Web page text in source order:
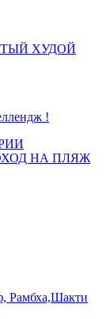
ХУДОЙ
!
НА ПЛЯЖ
Рамбха,Шакти